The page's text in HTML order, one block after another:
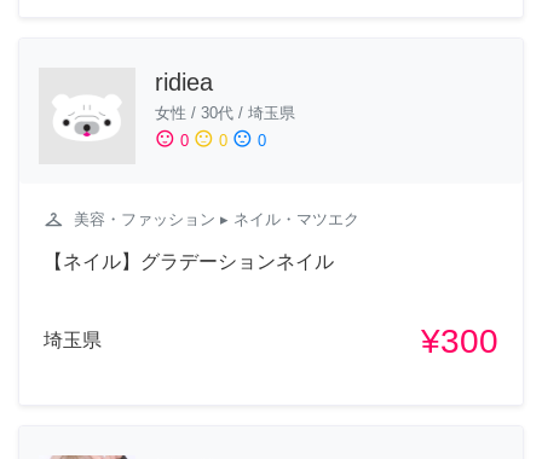
ridiea
女性 / 30代 / 埼玉県
sentiment_satisfied 0 sentiment_neutral 0 sentiment_dissatisfied 0
checkroom 美容・ファッション ▸ ネイル・マツエク
【ネイル】グラデーションネイル
埼玉県 ¥300